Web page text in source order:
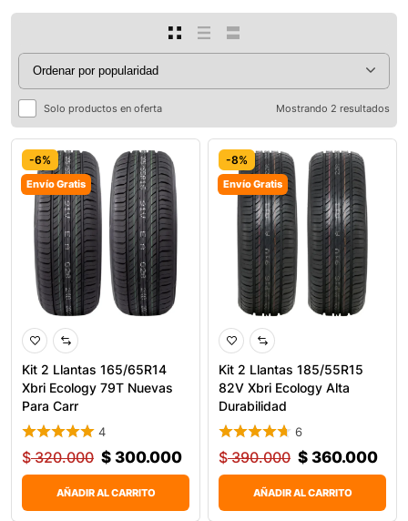
Solo productos en oferta Mostrando 2 resultados
-6%
Envío Gratis
Kit 2 Llantas 165/65R14
Xbri Ecology 79T Nuevas
Para Carr
4
$320.000 $ 300.000
AÑADIR AL CARRITO
-8%
Envío Gratis
Kit 2 Llantas 185/55R15
82V Xbri Ecology Alta
Durabilidad
6
$390.000 $ 360.000
AÑADIR AL CARRITO